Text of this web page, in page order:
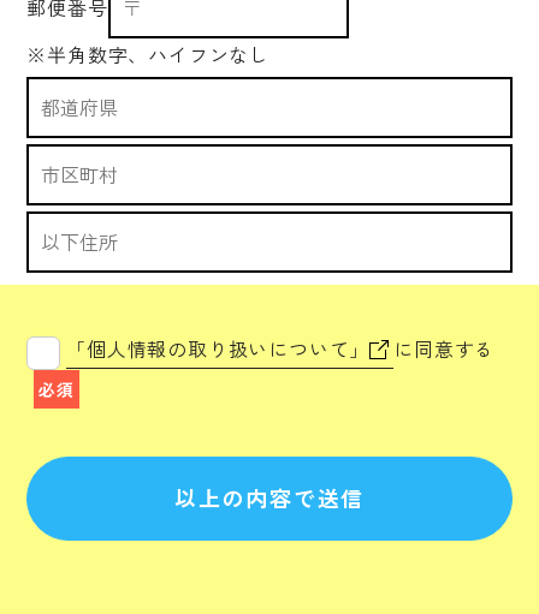
郵便番号
※半角数字、ハイフンなし
「個人情報の取り扱いについて」 に同意する
必須
以上の内容で送信